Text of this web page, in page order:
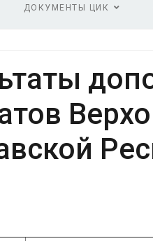
ДОКУМЕНТЫ ЦИК